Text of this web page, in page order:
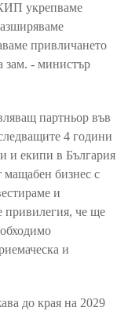
укрепваме
привличането
зам. - министър
партньор във
4 години
и екипи в България
мащабен бизнес с
и
привилегия, че ще
и
до края на 2029